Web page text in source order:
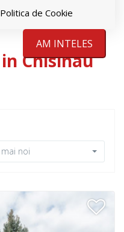
Politica de Cookie
AM INTELES
Chisinau
mai noi